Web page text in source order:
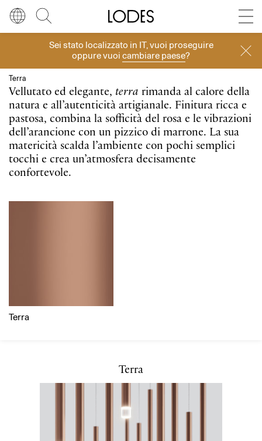
Sei stato localizzato in IT, vuoi proseguire
oppure vuoicambiare paese?
LinguaItaliano
Italiano
English
Français
Deutsch
Regione
Europa
Nord America
Resto del mondo
Store locator Press room
Diesel Living with Lodes
Finiture
Terra
Vellutato ed elegante, terra rimanda al calore della
natura e all’autenticità artigianale. Finitura ricca e
pastosa, combina la sofficità del rosa e le vibrazioni
dell’arancione con un pizzico di marrone. La sua
matericità scalda l’ambiente con pochi semplici
tocchi e crea un’atmosfera decisamente
confortevole.
Terra
Terra